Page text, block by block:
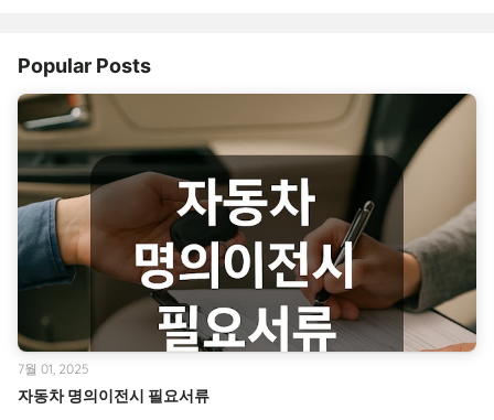
Popular Posts
자동차 명의이전시 필요서류
7월 01, 2025